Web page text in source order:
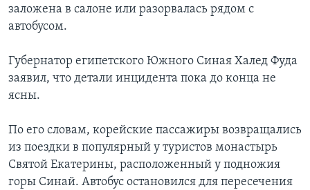
заложена в салоне или разорвалась рядом с
автобусом.
Губернатор египетского Южного Синая Халед Фуда
заявил, что детали инцидента пока до конца не
ясны.
По его словам, корейские пассажиры возвращались
из поездки в популярный у туристов монастырь
Святой Екатерины, расположенный у подножия
горы Синай. Автобус остановился для пересечения